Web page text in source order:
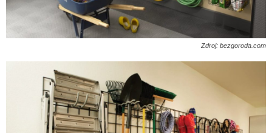
Zdroj: bezgoroda.com